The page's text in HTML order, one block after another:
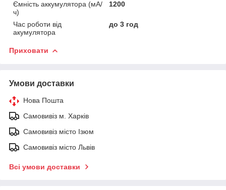
Ємність аккумулятора (мА/
ч)
1200
Час роботи від
акумулятора
до 3 год
Приховати
Умови доставки
Нова Пошта
Самовивіз м. Харків
Самовивіз місто Ізюм
Самовивіз місто Львів
Всі умови доставки